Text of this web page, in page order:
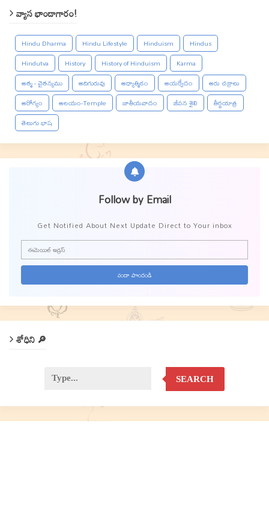
వ్యాస భాండాగారం!
Hindu Dharma Hindu Lifestyle Hinduism
Hindus
Hindutva
History History of Hinduism
Karma
ఆత్మ - చైతన్యము
ఆదిగురువు ఆధ్యాత్మికం ఆయర్వేదం
ఆరు చక్రాలు
ఆరోగ్యం
ఆలయం-Temple జాతీయవాదం జీవన శైలి
తీర్థయాత్ర
తెలుగు భాష
Follow by Email
Get Notified About Next Update Direct to Your inbox
శోధిని 🔎
SEARCH